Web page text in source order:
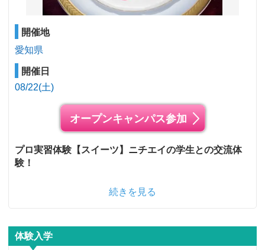
開催地
愛知県
開催日
08/22(土)
オープンキャンパス参加
プロ実習体験【スイーツ】ニチエイの学生との交流体
験！
続きを見る
体験入学